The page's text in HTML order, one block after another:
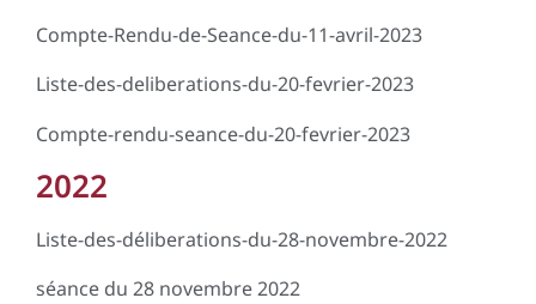
Compte-Rendu-de-Seance-du-11-avril-2023
Liste-des-deliberations-du-20-fevrier-2023
Compte-rendu-seance-du-20-fevrier-2023
2022
Liste-des-déliberations-du-28-novembre-2022
séance du 28 novembre 2022